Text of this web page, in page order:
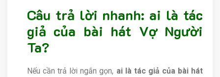
Câu trả lời nhanh: ai là tác
giả của bài hát Vợ Người
Ta?
Nếu cần trả lời ngắn gọn, ai là tác giả của bài hát